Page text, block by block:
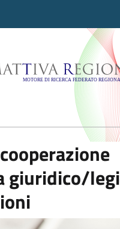
giuridico/